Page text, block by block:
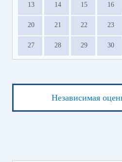
13 14 15 16
20 21 22 23
27 28 29 30
Независимая